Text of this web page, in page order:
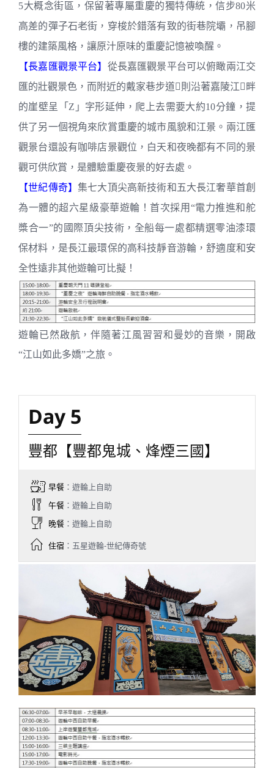
5大概念街區，保留著專屬重慶的獨特傳統，信步80米
高差的彈子石老街，穿梭於錯落有致的街巷院壩，吊腳
樓的建築風格，讓原汁原味的重慶記憶被喚醒。
【長嘉匯觀景平台】 從長嘉匯觀景平台可以俯瞰兩江交
匯的壯觀景色，而附近的戴家巷步道則沿著嘉陵江畔
的崖壁呈「Z」字形延伸，爬上去需要大約10分鐘，提
供了另一個視角來欣賞重慶的城市風貌和江景。兩江匯
觀景台還設有咖啡店景觀位，白天和夜晚都有不同的景
觀可供欣賞，是體驗重慶夜景的好去處。
【世紀傳奇】集七大頂尖高新技術和五大長江奢華首創
為一體的超六星級豪華遊輪！首次採用“電力推進和舵
槳合一”的國際頂尖技術，全船每一處都精選零油漆環
保材料，是長江最環保的高科技靜音游輪，舒適度和安
全性遠非其他遊輪可比擬！
遊輪已然啟航，伴隨著江風習習和曼妙的音樂，開啟
“江山如此多嬌”之旅。
Day 5
豐都【豐都鬼城、烽煙三國】
早餐 ：遊輪上自助
午餐 ：遊輪上自助
晚餐 ：遊輪上自助
住宿 ：五星遊輪-世紀傳奇號